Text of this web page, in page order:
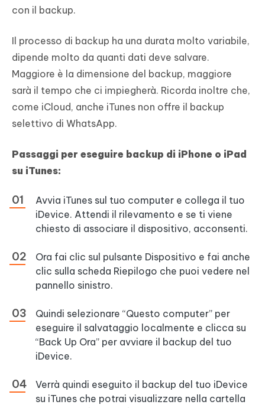
con il backup.
Il processo di backup ha una durata molto variabile,
dipende molto da quanti dati deve salvare.
Maggiore è la dimensione del backup, maggiore
sarà il tempo che ci impiegherà. Ricorda inoltre che,
come iCloud, anche iTunes non offre il backup
selettivo di WhatsApp.
Passaggi per eseguire backup di iPhone o iPad
su iTunes:
Avvia iTunes sul tuo computer e collega il tuo
iDevice. Attendi il rilevamento e se ti viene
chiesto di associare il dispositivo, acconsenti.
Ora fai clic sul pulsante Dispositivo e fai anche
clic sulla scheda Riepilogo che puoi vedere nel
pannello sinistro.
Quindi selezionare “Questo computer” per
eseguire il salvataggio localmente e clicca su
“Back Up Ora” per avviare il backup del tuo
iDevice.
Verrà quindi eseguito il backup del tuo iDevice
su iTunes che potrai visualizzare nella cartella